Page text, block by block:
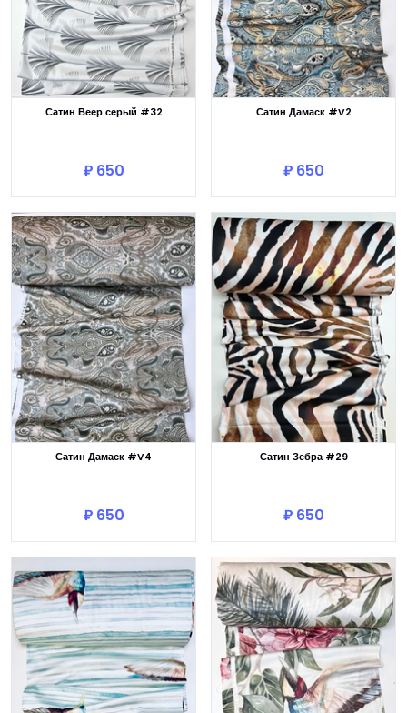
Сатин Веер серый #32
₽ 650
Сатин Дамаск #V2
₽ 650
Сатин Дамаск #V4
₽ 650
Сатин Зебра #29
₽ 650